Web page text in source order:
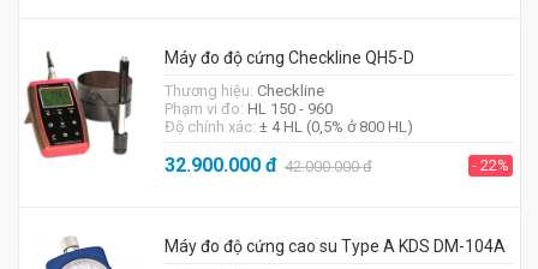
Máy đo độ cứng Checkline QH5-D
Thương hiệu: Checkline
Phạm vi đo: HL 150 - 960
Độ chính xác: ± 4 HL (0,5% ở 800 HL)
32.900.000đ 42.000.000đ - 22%
Máy đo độ cứng cao su Type A KDS DM-104A